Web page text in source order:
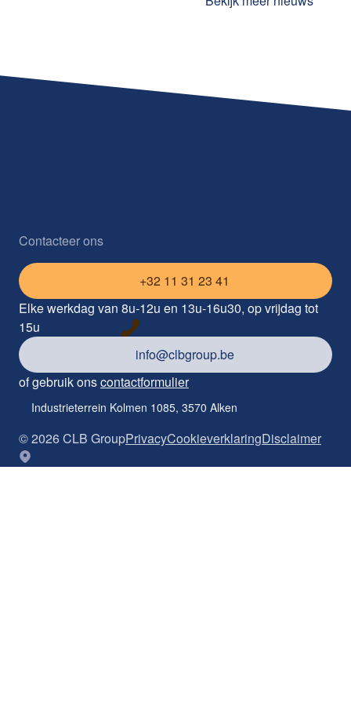
Contacteer ons
+32 11 31 23 41
Elke werkdag van 8u-12u en 13u-16u30, op vrijdag tot
15u
info@clbgroup.be
of gebruik onscontactformulier
Industrieterrein Kolmen 1085, 3570 Alken
©2026CLB GroupPrivacyCookieverklaringDisclaimer